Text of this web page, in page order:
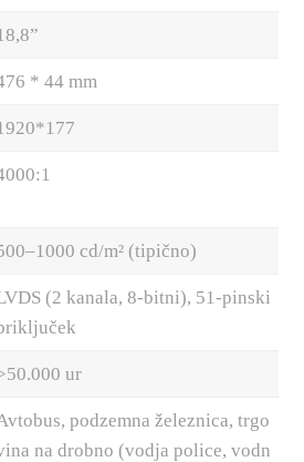
* 44 mm
cd/m² (tipično)
(2 kanala, 8-bitni), 51-pinski
ur
podzemna železnica, trgo
na drobno (vodja police, vodn